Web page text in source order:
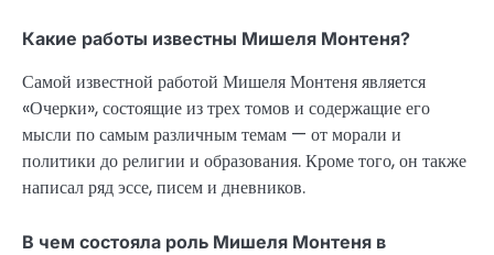
Какие работы известны Мишеля Монтеня?
Самой известной работой Мишеля Монтеня является
«Очерки», состоящие из трех томов и содержащие его
мысли по самым различным темам — от морали и
политики до религии и образования. Кроме того, он также
написал ряд эссе, писем и дневников.
В чем состояла роль Мишеля Монтеня в